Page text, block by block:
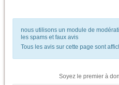
nous utilisons un module de
les spams et faux avis
Tous les avis sur cette page sont
Soyez le premier à